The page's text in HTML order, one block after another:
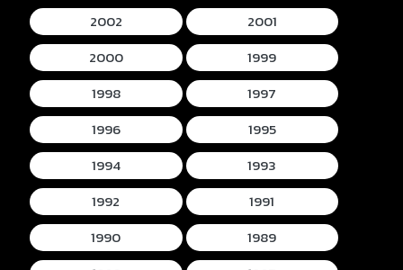
2002
2001
2000
1999
1998
1997
1996
1995
1994
1993
1992
1991
1990
1989